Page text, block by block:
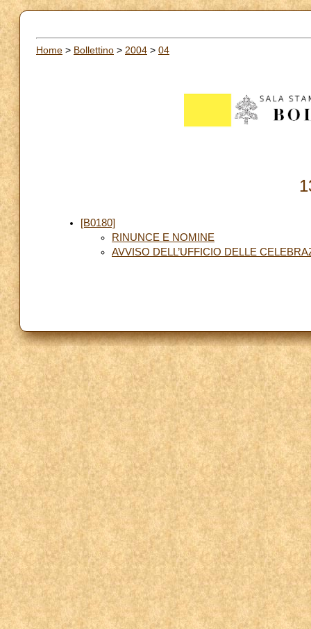
Home > Bollettino > 2004 > 04
[B0180]
RINUNCE E NOMINE
AVVISO DELL’UFFICIO DELLE